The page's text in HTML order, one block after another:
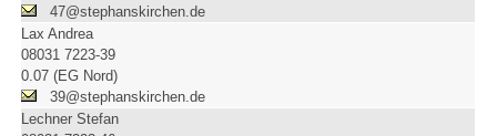
47@stephanskirchen.de
Lax Andrea
08031 7223-39
0.07 (EG Nord)
39@stephanskirchen.de
Lechner Stefan